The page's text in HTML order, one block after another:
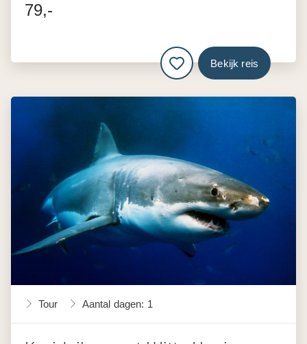
79,-
Bekijk reis
Tour Aantal dagen: 1